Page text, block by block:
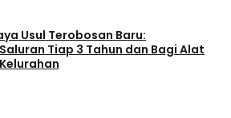
Usul Terobosan Baru:
Tiap 3 Tahun dan Bagi Alat